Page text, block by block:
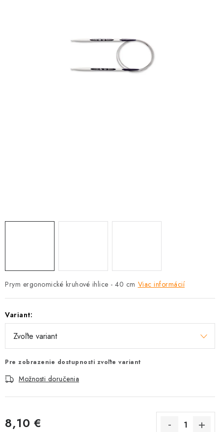
Prym ergonomické kruhové ihlice - 40 cm Viac informácií
Variant:
Pre zobrazenie dostupnosti zvoľte variant
Možnosti doručenia
8,10 €